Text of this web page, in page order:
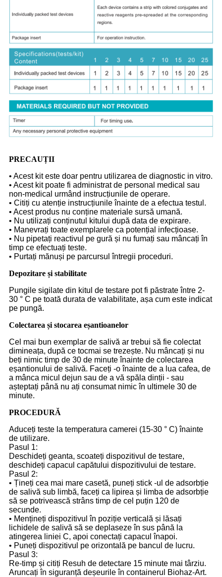
PRECAUȚII
• Acest kit este doar pentru utilizarea de diagnostic in vitro.
• Acest kit poate fi administrat de personal medical sau
non-medical urmând instrucțiunile de operare.
• Citiți cu atenție instrucțiunile înainte de a efectua testul.
• Acest produs nu conține materiale sursă umană.
• Nu utilizați conținutul kitului după data de expirare.
• Manevrați toate exemplarele ca potențial infecțioase.
• Nu pipetați reactivul pe gură și nu fumați sau mâncați în
timp ce efectuați teste.
• Purtați mănuși pe parcursul întregii proceduri.
Depozitare și stabilitate
Pungile sigilate din kitul de testare pot fi păstrate între 2-
30 ° C pe toată durata de valabilitate, așa cum este indicat
pe pungă.
Colectarea și stocarea eșantioanelor
Cel mai bun exemplar de salivă ar trebui să fie colectat
dimineața, după ce tocmai se trezește. Nu mâncați și nu
beți nimic timp de 30 de minute înainte de colectarea
eșantionului de salivă. Faceți -o înainte de a lua cafea, de
a mânca micul dejun sau de a vă spăla dinții - sau
așteptați până nu ați consumat nimic în ultimele 30 de
minute.
PROCEDURĂ
Aduceți teste la temperatura camerei (15-30 ° C) înainte
de utilizare.
Pasul 1:
Deschideți geanta, scoateți dispozitivul de testare,
deschideți capacul capătului dispozitivului de testare.
Pasul 2:
• Țineți cea mai mare casetă, puneți stick -ul de adsorbție
de salivă sub limbă, faceți ca lipirea și limba de adsorbție
să se potrivească strâns timp de cel puțin 120 de
secunde.
• Mențineți dispozitivul în poziție verticală și lăsați
lichidele de salivă să se deplaseze în sus până la
atingerea liniei C, apoi conectați capacul înapoi.
• Puneți dispozitivul pe orizontală pe bancul de lucru.
Pasul 3:
Re-timp și citiți Resuh de detectare 15 minute mai târziu.
Aruncați în siguranță deșeurile în containerul Biohaz-Art.